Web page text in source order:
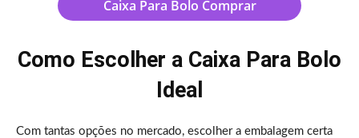
Caixa Para Bolo Comprar
Como Escolher a Caixa Para Bolo
Ideal
Com tantas opções no mercado, escolher a embalagem certa